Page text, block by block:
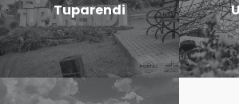
Tuparendi